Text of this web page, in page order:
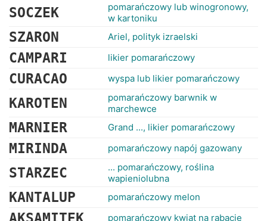
SOCZEK
pomarańczowy lub winogronowy,
w kartoniku
SZARON Ariel, polityk izraelski
CAMPARI likier pomarańczowy
CURACAO wyspa lub likier pomarańczowy
KAROTEN
pomarańczowy barwnik w
marchewce
MARNIER Grand ..., likier pomarańczowy
MIRINDA pomarańczowy napój gazowany
STARZEC
... pomarańczowy, roślina
wapieniolubna
KANTALUP pomarańczowy melon
pomarańczowy kwiat na rabacie